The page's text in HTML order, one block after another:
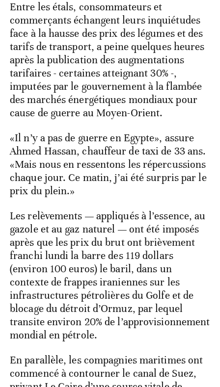
Entre les étals, consommateurs et
commerçants échangent leurs inquiétudes
face à la hausse des prix des légumes et des
tarifs de transport, a peine quelques heures
après la publication des augmentations
tarifaires - certaines atteignant 30% -,
imputées par le gouvernement à la flambée
des marchés énergétiques mondiaux pour
cause de guerre au Moyen-Orient.
«Il n’y a pas de guerre en Egypte», assure
Ahmed Hassan, chauffeur de taxi de 33 ans.
«Mais nous en ressentons les répercussions
chaque jour. Ce matin, j’ai été surpris par le
prix du plein.»
Les relèvements — appliqués à l’essence, au
gazole et au gaz naturel — ont été imposés
après que les prix du brut ont brièvement
franchi lundi la barre des 119 dollars
(environ 100 euros) le baril, dans un
contexte de frappes iraniennes sur les
infrastructures pétrolières du Golfe et de
blocage du détroit d’Ormuz, par lequel
transite environ 20% de l’approvisionnement
mondial en pétrole.
En parallèle, les compagnies maritimes ont
commencé à contourner le canal de Suez,